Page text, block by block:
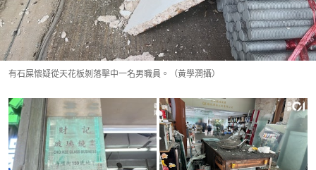
有石屎懷疑從天花板剝落擊中一名男職員。（黃學潤攝）